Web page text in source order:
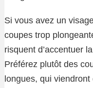
Si vous avez un
coupes trop
risquent d’accentuer
Préférez plutôt des
longues, qui